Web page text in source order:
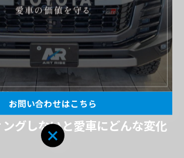
がります。
ングをしない場合の違
グしないと愛車にどんな変化
お問い合わせはこちら